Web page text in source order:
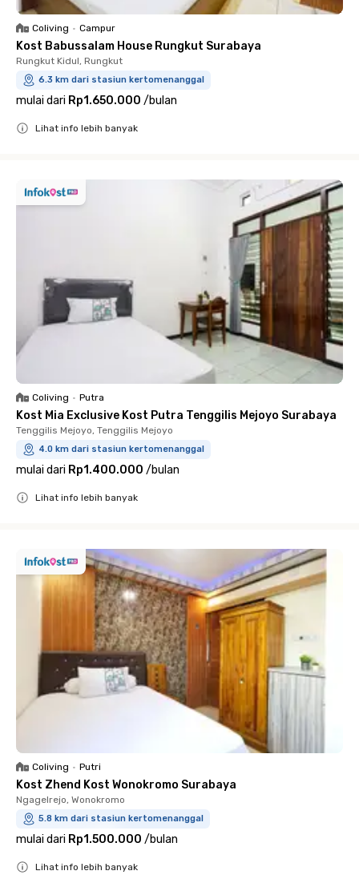
Coliving • Campur
Kost Babussalam House Rungkut Surabaya
Rungkut Kidul, Rungkut
6.3 km dari stasiun kertomenanggal
mulai dari Rp1.650.000 /bulan
Lihat info lebih banyak
Coliving • Putra
Kost Mia Exclusive Kost Putra Tenggilis Mejoyo Surabaya
Tenggilis Mejoyo, Tenggilis Mejoyo
4.0 km dari stasiun kertomenanggal
mulai dari Rp1.400.000 /bulan
Lihat info lebih banyak
Coliving • Putri
Kost Zhend Kost Wonokromo Surabaya
Ngagelrejo, Wonokromo
5.8 km dari stasiun kertomenanggal
mulai dari Rp1.500.000 /bulan
Lihat info lebih banyak